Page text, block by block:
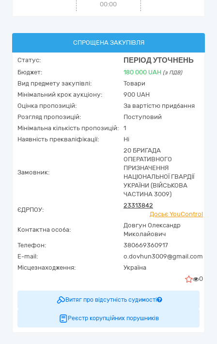
00:00
СПРОЩЕНА ЗАКУПІВЛЯ
Статус: ПЕРІОД УТОЧНЕНЬ
Бюджет: 180 000 UAH (з ПДВ)
Вид предмету закупівлі:
Товари
Мінімальний крок аукціону:
900 UAH
Оцінка пропозицій:
За вартістю придбання
Розгляд пропозицій:
Поступовий
Мінімальна кількість пропозицій:
1
Наявність прекваліфікації:
Ні
Замовник:
20 БРИГАДА
ОПЕРАТИВНОГО
ПРИЗНАЧЕННЯ
НАЦІОНАЛЬНОЇ ГВАРДІЇ
УКРАЇНИ (ВІЙСЬКОВА
ЧАСТИНА 3009)
ЄДРПОУ:
23313842
Досьє YouControl
Контактна особа:
Довгун Олександр
Миколайович
Телефон:
380669360917
E-mail:
o.dovhun3009@gmail.com
Місцезнаходження:
Україна
0
Витяг про відсутність судимості
Реєстр корупційних порушників